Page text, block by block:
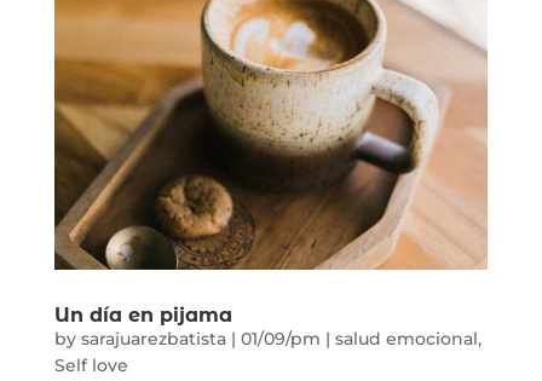
Un día en pijama
by sarajuarezbatista| 01/09/pm | salud emocional,
Self love